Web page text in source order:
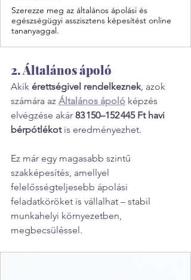
Szerezze meg az általános ápolási és
egészségügyi asszisztens képesítést online
tananyaggal.
2. Általános ápoló
Akik érettségivel rendelkeznek, azok
számára az Általános ápoló képzés
elvégzése akár 83 150–152 445 Ft havi
bérpótlékot is eredményezhet.
Ez már egy magasabb szintű
szakképesítés, amellyel
felelősségteljesebb ápolási
feladatköröket is vállalhat – stabil
munkahelyi környezetben,
megbecsüléssel.